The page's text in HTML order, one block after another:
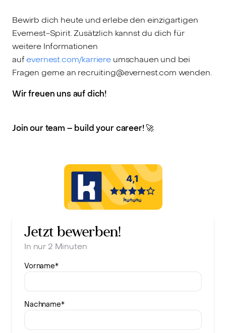
Bewirb dich heute und erlebe den einzigartigen
Evernest-Spirit. Zusätzlich kannst du dich für
weitere Informationen
aufevernest.com/karriere umschauen und bei
Fragen gerne an recruiting@evernest.com wenden.
Wir freuen uns auf dich!
Join our team – build your career!🚀
Jetzt bewerben!
In nur 2 Minuten
Vorname*
Nachname*